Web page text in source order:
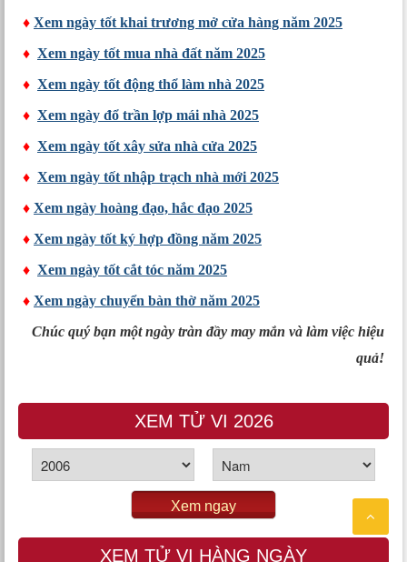
♦ Xem ngày tốt khai trương mở cửa hàng năm 2025
♦ Xem ngày tốt mua nhà đất năm 2025
♦ Xem ngày tốt động thổ làm nhà 2025
♦ Xem ngày đổ trần lợp mái nhà 2025
♦ Xem ngày tốt xây sửa nhà cửa 2025
♦ Xem ngày tốt nhập trạch nhà mới 2025
♦ Xem ngày hoàng đạo, hắc đạo 2025
♦ Xem ngày tốt ký hợp đồng năm 2025
♦ Xem ngày tốt cắt tóc năm 2025
♦ Xem ngày chuyển bàn thờ năm 2025
Chúc quý bạn một ngày tràn đầy may mắn và làm việc hiệu
quả!
XEM TỬ VI 2026
Xem ngay
XEM TỬ VI HÀNG NGÀY